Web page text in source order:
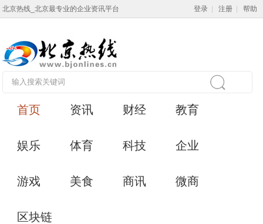
北京热线_北京最专业的企业资讯平台 登录 注册 帮助
首页 资讯 财经 教育
娱乐 体育 科技 企业
游戏 美食 商讯 微商
区块链